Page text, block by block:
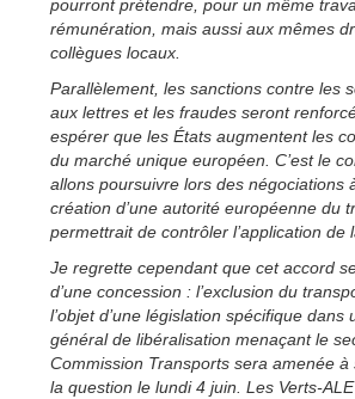
pourront prétendre, pour un même
rémunération, mais aussi aux mêmes
collègues locaux.
Parallèlement, les sanctions contre les
aux lettres et les fraudes seront
espérer que les États augmentent les
du marché unique européen. C’est le
allons poursuivre lors des négociations
création d’une autorité européenne du
permettrait de contrôler l’application de
Je regrette cependant que cet accord
d’une concession : l’exclusion du
l’objet d’une législation spécifique dans
général de libéralisation menaçant le
Commission Transports sera amenée
la question le lundi 4 juin. Les Verts-